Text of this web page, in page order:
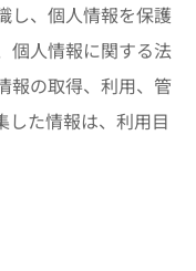
し、個人情報を保護
個人情報に関する法
報の取得、利用、管
した情報は、利用目